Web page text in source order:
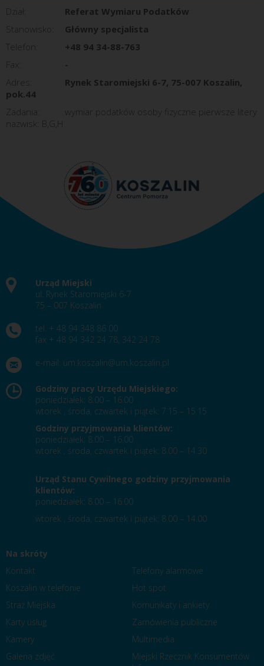
Dział:
Referat Wymiaru Podatków
Stanowisko:
Główny specjalista
Telefon:
+48 94 34-88-763
Fax:
-
Adres:
Rynek Staromiejski 6-7, 75-007 Koszalin,
pok.44
Zadania:
wymiar podatków osoby fizyczne pierwsze litery
nazwisk: B,G,H
Urząd Miejski
ul. Rynek Staromiejski 6-7
75 – 007 Koszalin
tel. + 48 94 348 86 00
fax + 48 94 342 24 78, 342 24 78
e-mail: um.koszalin@um.koszalin.pl
Godziny pracy Urzędu Miejskiego:
poniedziałek: 8.00 – 16.00
wtorek , środa, czwartek i piątek: 7.15 – 15.15
Godziny przyjmowania klientów:
poniedziałek: 8.00 – 16.00
wtorek , środa, czwartek i piątek: 8.00 – 14.30
Urząd Stanu Cywilnego godziny przyjmowania
klientów:
poniedziałek: 8.00 – 16.00
wtorek , środa, czwartek i piątek: 8.00 – 14.00
Na skróty
Kontakt
Telefony alarmowe
Koszalin w telefonie
Hot spot
Straż Miejska
Komunikaty i ankiety
Karty usług
Zamówienia publiczne
Kamery
Multimedia
Galeria zdjęć
Miejski Rzecznik Konsumentów